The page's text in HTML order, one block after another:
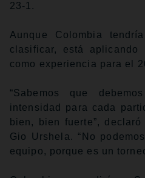
23-1.
Aunque Colombia
clasificar, está
como experiencia para el
“Sabemos que
intensidad para cada
bien, bien fuerte”,
Gio Urshela. “No
equipo, porque es un